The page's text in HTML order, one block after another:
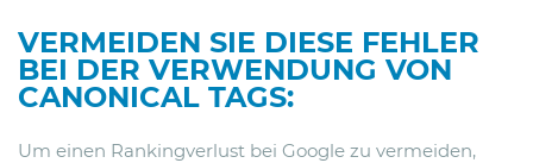
VERMEIDEN SIE DIESE FEHLER
BEI DER VERWENDUNG VON
CANONICAL TAGS:
Um einen Rankingverlust bei Google zu vermeiden,